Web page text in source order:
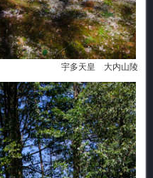
宇多天皇 大内山陵